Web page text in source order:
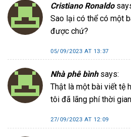
Cristiano Ronaldo
Sao lại có thể có một
được chứ?
05/09/2023 AT 13:37
Nhà phê bình says:
Thật là một bài viết tệ
tôi đã lãng phí thời
27/09/2023 AT 12:09